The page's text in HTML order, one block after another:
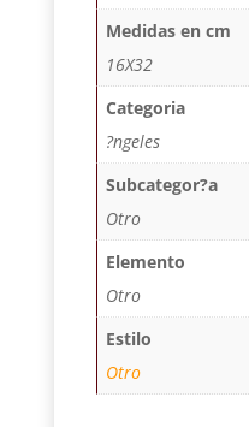
Medidas en cm
16X32
Categoria
?ngeles
Subcategor?a
Otro
Elemento
Otro
Estilo
Otro